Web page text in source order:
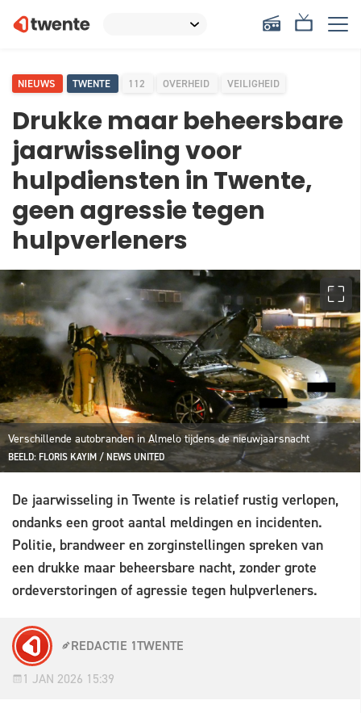
NIEUWS TWENTE 112 OVERHEID VEILIGHEID
Drukke maar beheersbare
jaarwisseling voor
hulpdiensten in Twente,
geen agressie tegen
hulpverleners
Verschillende autobranden in Almelo tijdens de nieuwjaarsnacht
BEELD: FLORIS KAYIM / NEWS UNITED
De jaarwisseling in Twente is relatief rustig verlopen,
ondanks een groot aantal meldingen en incidenten.
Politie, brandweer en zorginstellingen spreken van
een drukke maar beheersbare nacht, zonder grote
ordeverstoringen of agressie tegen hulpverleners.
REDACTIE 1TWENTE
1 JAN 2026 15:39